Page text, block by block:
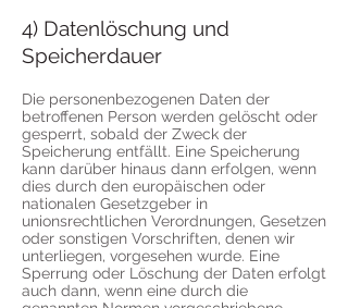
4) Datenlöschung und
Speicherdauer
Die personenbezogenen Daten der
betroffenen Person werden gelöscht oder
gesperrt, sobald der Zweck der
Speicherung entfällt. Eine Speicherung
kann darüber hinaus dann erfolgen, wenn
dies durch den europäischen oder
nationalen Gesetzgeber in
unionsrechtlichen Verordnungen, Gesetzen
oder sonstigen Vorschriften, denen wir
unterliegen, vorgesehen wurde. Eine
Sperrung oder Löschung der Daten erfolgt
auch dann, wenn eine durch die